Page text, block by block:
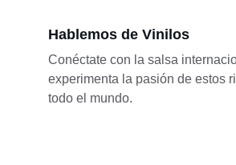
Hablemos de Vinilos
Conéctate con la salsa
experimenta la pasión de estos
todo el mundo.